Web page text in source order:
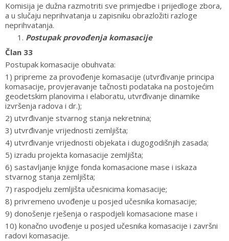
Komisija je dužna razmotriti sve primjedbe i prijedloge zbora,
a u slučaju neprihvatanja u zapisniku obrazložiti razloge
neprihvatanja.
Postupak provođenja komasacije
Član 33
Postupak komasacije obuhvata:
1) pripreme za provođenje komasacije (utvrđivanje principa
komasacije, provjeravanje tačnosti podataka na postojećim
geodetskim planovima i elaboratu, utvrđivanje dinamike
izvršenja radova i dr.);
2) utvrđivanje stvarnog stanja nekretnina;
3) utvrđivanje vrijednosti zemljišta;
4) utvrđivanje vrijednosti objekata i dugogodišnjih zasada;
5) izradu projekta komasacije zemljišta;
6) sastavljanje knjige fonda komasacione mase i iskaza
stvarnog stanja zemljišta;
7) raspodjelu zemljišta učesnicima komasacije;
8) privremeno uvođenje u posjed učesnika komasacije;
9) donošenje rješenja o raspodjeli komasacione mase i
10) konačno uvođenje u posjed učesnika komasacije i završni
radovi komasacije.